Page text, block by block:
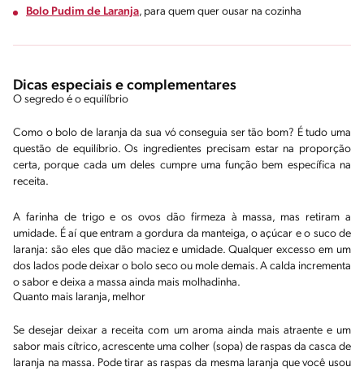
Bolo Pudim de Laranja, para quem quer ousar na cozinha
Dicas especiais e complementares
O segredo é o equilíbrio
Como o bolo de laranja da sua vó conseguia ser tão bom? É tudo uma
questão de equilíbrio. Os ingredientes precisam estar na proporção
certa, porque cada um deles cumpre uma função bem específica na
receita.
A farinha de trigo e os ovos dão firmeza à massa, mas retiram a
umidade. É aí que entram a gordura da manteiga, o açúcar e o suco de
laranja: são eles que dão maciez e umidade. Qualquer excesso em um
dos lados pode deixar o bolo seco ou mole demais. A calda incrementa
o sabor e deixa a massa ainda mais molhadinha.
Quanto mais laranja, melhor
Se desejar deixar a receita com um aroma ainda mais atraente e um
sabor mais cítrico, acrescente uma colher (sopa) de raspas da casca de
laranja na massa. Pode tirar as raspas da mesma laranja que você usou